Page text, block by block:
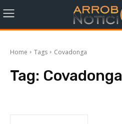
Home Tags Covadonga
Tag: Covadonga